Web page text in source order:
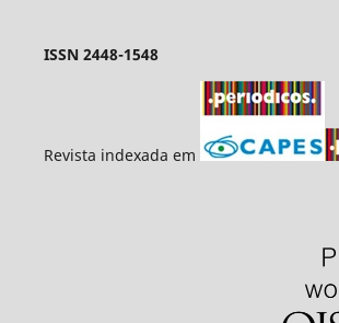
ISSN 2448-1548
Revista indexada em